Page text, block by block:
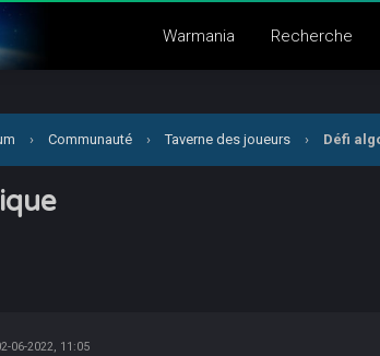
Warmania Recherche
› Communauté › Taverne des joueurs › Défi
06-2022, 11:05